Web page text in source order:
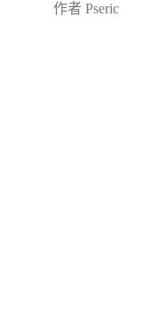
作者 Pseric